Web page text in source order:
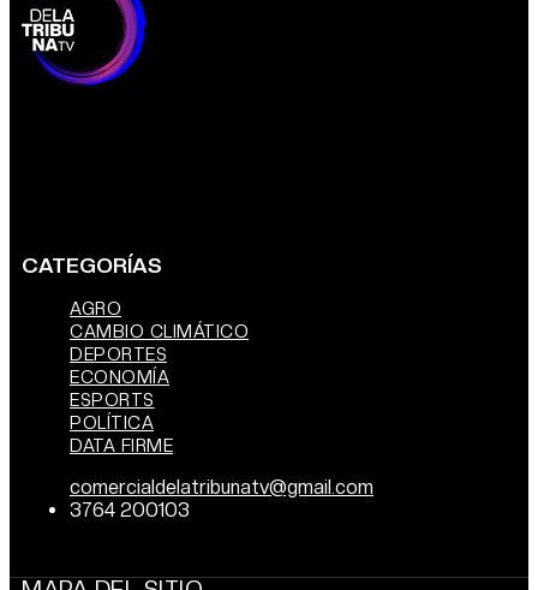
CATEGORÍAS
AGRO
CAMBIO CLIMÁTICO
DEPORTES
ECONOMÍA
ESPORTS
POLÍTICA
DATA FIRME
comercialdelatribunatv@gmail.com
3764 200103